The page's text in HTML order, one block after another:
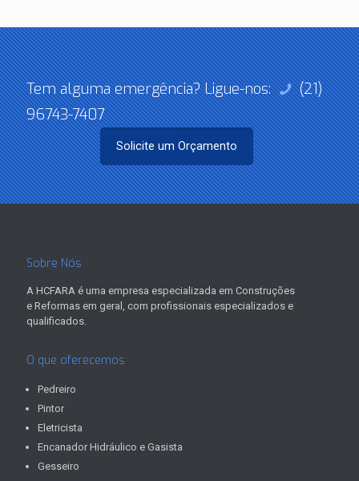
Tem alguma emergência? Ligue-nos:
(21)
96743-7407
Solicite um Orçamento
Sobre Nós
A HCFARA é uma empresa especializada em Construções
e Reformas em geral, com profissionais especializados e
qualificados.
O que oferecemos
Pedreiro
Pintor
Eletricista
Encanador Hidráulico e Gasista
Gesseiro